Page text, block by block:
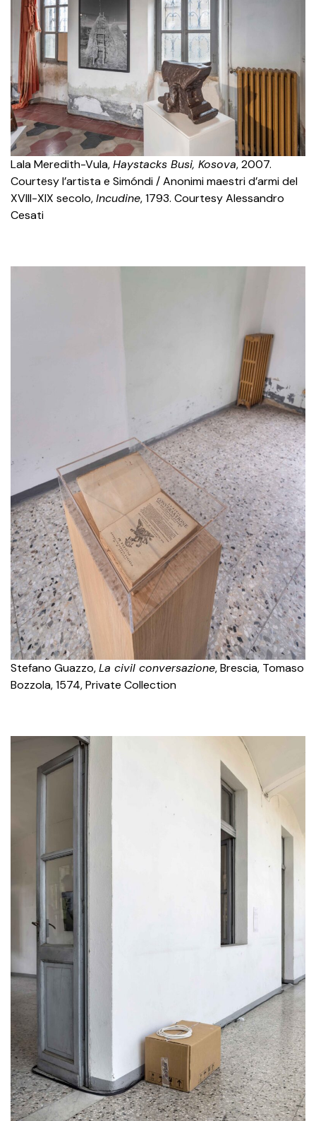
Lala Meredith-Vula,Haystacks Busi, Kosova, 2007.
Courtesy l’artista e Simóndi / Anonimi maestri d’armi del
XVIII-XIX secolo,Incudine, 1793. Courtesy Alessandro
Cesati
Stefano Guazzo,La civil conversazione, Brescia, Tomaso
Bozzola, 1574, Private Collection